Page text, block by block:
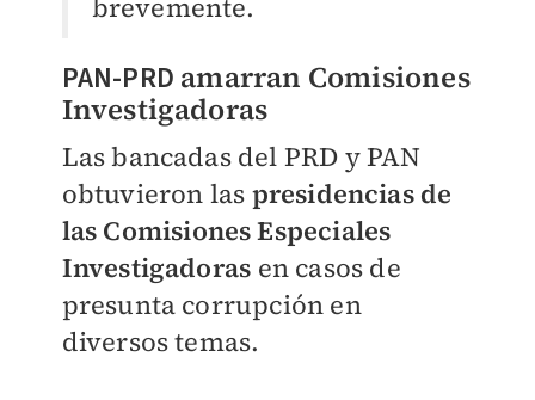
brevemente.
PAN-PRD amarran Comisiones
Investigadoras
Las bancadas del PRD y PAN
obtuvieron las presidencias de
las Comisiones Especiales
Investigadoras en casos de
presunta corrupción en
diversos temas.